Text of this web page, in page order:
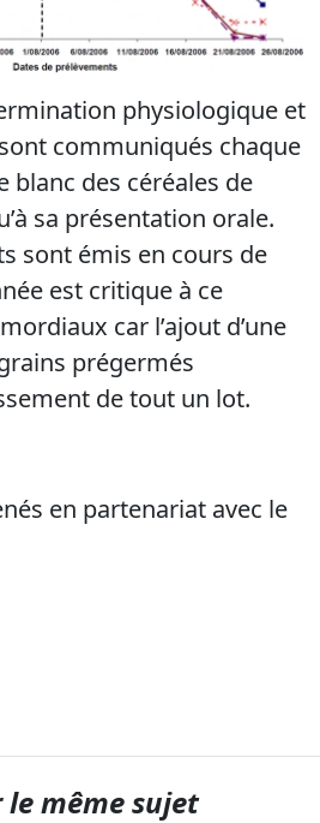
physiologique et
communiqués chaque
blanc des céréales de
sa présentation orale.
sont émis en cours de
est critique à ce
car l’ajout d’une
prégermés
de tout un lot.
en partenariat avec le
le même sujet